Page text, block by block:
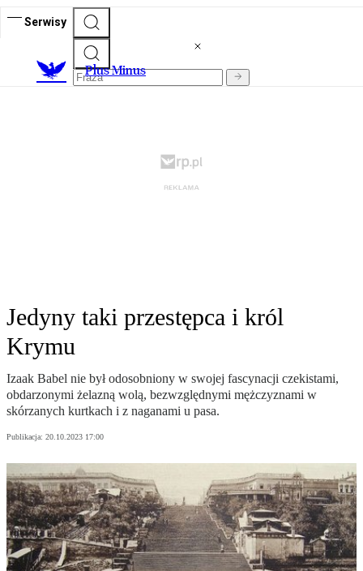
Serwisy
Plus Minus
Jedyny taki przestępca i król
Krymu
Izaak Babel nie był odosobniony w swojej fascynacji czekistami,
obdarzonymi żelazną wolą, bezwzględnymi mężczyznami w
skórzanych kurtkach i z naganami u pasa.
Publikacja: 20.10.2023 17:00